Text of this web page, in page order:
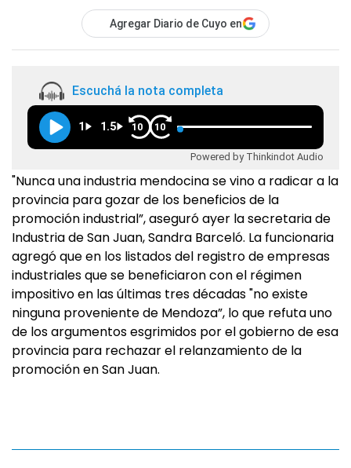
Agregar Diario de Cuyo en
Escuchá la nota completa
1 1.5 10 10
Powered by Thinkindot Audio
"Nunca una industria mendocina se vino a radicar a la
provincia para gozar de los beneficios de la
promoción industrial”, aseguró ayer la secretaria de
Industria de San Juan, Sandra Barceló. La funcionaria
agregó que en los listados del registro de empresas
industriales que se beneficiaron con el régimen
impositivo en las últimas tres décadas "no existe
ninguna proveniente de Mendoza”, lo que refuta uno
de los argumentos esgrimidos por el gobierno de esa
provincia para rechazar el relanzamiento de la
promoción en San Juan.